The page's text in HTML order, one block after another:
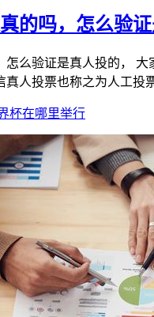
的吗，怎么验
怎么验证是真人投的，
真人投票也称之为人工投
杯在哪里举行